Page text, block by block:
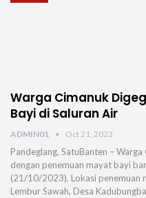
Warga Cimanuk
Bayi di Saluran Air
ADMIN01 Oct 21, 2023
Pandeglang, SatuBanten –
dengan penemuan mayat bayi
(21/10/2023). Lokasi penemuan
Lembur Sawah, Desa